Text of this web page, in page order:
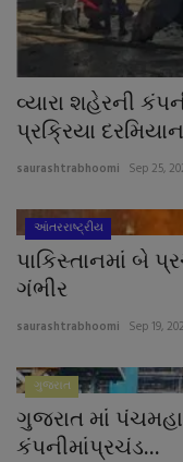
ગુનાખોરી
બોલિવૂડ
વ્યારા શહેરની
પ્રક્રિયા
saurashtrabhoomi Sep 25,
આંતરરાષ્ટ્રીય
પાકિસ્તાનમાં બે
ગંભીર
saurashtrabhoomi Sep 19,
ગુજરાત
ગુજરાત માં
કંપનીમાંપ્રચંડ...